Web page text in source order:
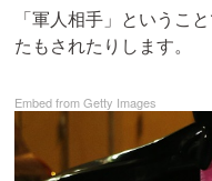
「軍人相手」というこ
たもされたりします。
Embed from Getty Images